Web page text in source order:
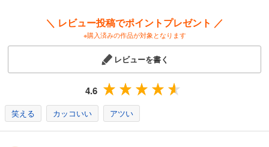
＼ レビュー投稿でポイントプレゼント ／
※購入済みの作品が対象となります
レビューを書く
4.6
笑える カッコいい アツい